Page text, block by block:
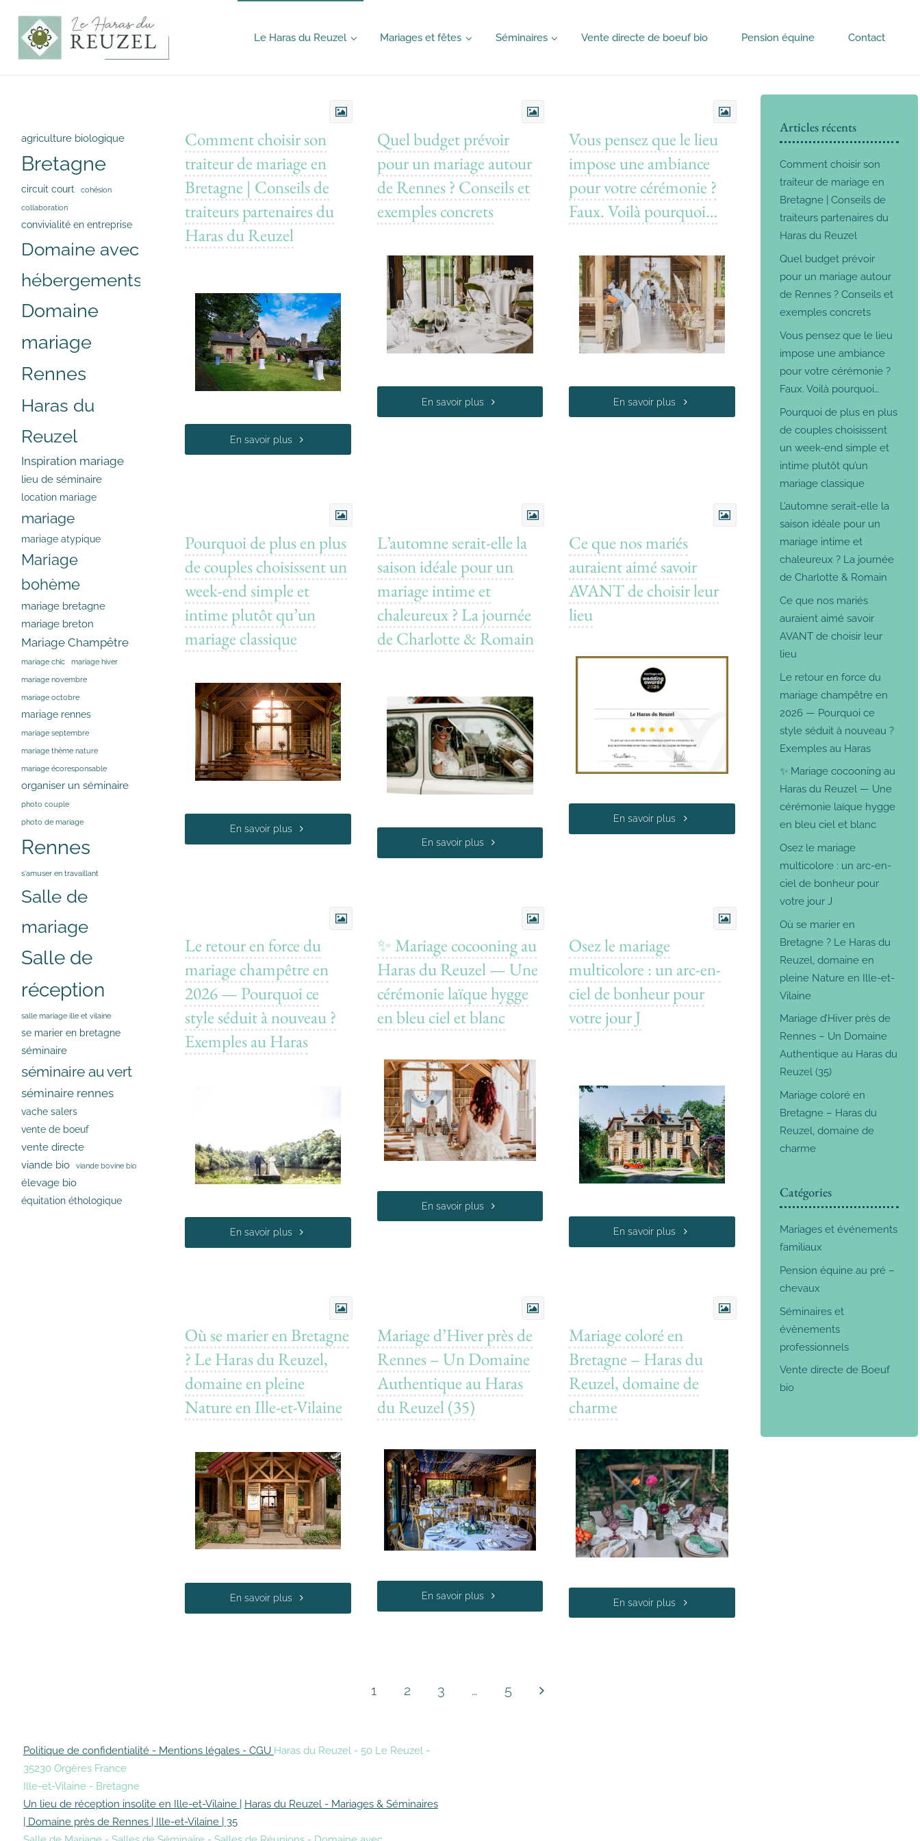
Le Haras du Reuzel Mariages et fêtes Séminaires Vente directe de boeuf bio Pension équine Contact
Comment choisir son
traiteur de mariage en
Bretagne | Conseils de
traiteurs partenaires du
Haras du Reuzel
En savoir plus
Quel budget prévoir
pour un mariage autour
de Rennes ? Conseils et
exemples concrets
En savoir plus
Vous pensez que le lieu
impose une ambiance
pour votre cérémonie ?
Faux. Voilà pourquoi…
En savoir plus
Pourquoi de plus en plus
de couples choisissent un
week-end simple et
intime plutôt qu’un
mariage classique
En savoir plus
L’automne serait-elle la
saison idéale pour un
mariage intime et
chaleureux ? La journée
de Charlotte & Romain
En savoir plus
Ce que nos mariés
auraient aimé savoir
AVANT de choisir leur
lieu
En savoir plus
Le retour en force du
mariage champêtre en
2026 — Pourquoi ce
style séduit à nouveau ?
Exemples au Haras
En savoir plus
✨ Mariage cocooning au
Haras du Reuzel — Une
cérémonie laïque hygge
en bleu ciel et blanc
En savoir plus
Osez le mariage
multicolore : un arc-en-
ciel de bonheur pour
votre jour J
En savoir plus
Où se marier en Bretagne
? Le Haras du Reuzel,
domaine en pleine
Nature en Ille-et-Vilaine
En savoir plus
Mariage d’Hiver près de
Rennes – Un Domaine
Authentique au Haras
du Reuzel (35)
En savoir plus
Mariage coloré en
Bretagne – Haras du
Reuzel, domaine de
charme
En savoir plus
1 2 3 … 5
agriculture biologique
Bretagne
circuit court cohésion
collaboration
convivialité en entreprise
Domaine avec
hébergements
Domaine
mariage
Rennes
Haras du
Reuzel
Inspiration mariage
lieu de séminaire
location mariage
mariage
mariage atypique
Mariage
bohème
mariage bretagne
mariage breton
Mariage Champêtre
mariage chic mariage hiver
mariage novembre
mariage octobre
mariage rennes
mariage septembre
mariage thème nature
mariage écoresponsable
organiser un séminaire
photo couple
photo de mariage
Rennes
s'amuser en travaillant
Salle de
mariage
Salle de
réception
salle mariage ille et vilaine
se marier en bretagne
séminaire
séminaire au vert
séminaire rennes
vache salers
vente de boeuf
vente directe
viande bio
viande bovine bio
élevage bio
équitation éthologique
Articles récents
Comment choisir son
traiteur de mariage en
Bretagne | Conseils de
traiteurs partenaires du
Haras du Reuzel
Quel budget prévoir
pour un mariage autour
de Rennes ? Conseils et
exemples concrets
Vous pensez que le lieu
impose une ambiance
pour votre cérémonie ?
Faux. Voilà pourquoi…
Pourquoi de plus en plus
de couples choisissent
un week-end simple et
intime plutôt qu’un
mariage classique
L’automne serait-elle la
saison idéale pour un
mariage intime et
chaleureux ? La journée
de Charlotte & Romain
Ce que nos mariés
auraient aimé savoir
AVANT de choisir leur
lieu
Le retour en force du
mariage champêtre en
2026 — Pourquoi ce
style séduit à nouveau ?
Exemples au Haras
✨ Mariage cocooning au
Haras du Reuzel — Une
cérémonie laïque hygge
en bleu ciel et blanc
Osez le mariage
multicolore : un arc-en-
ciel de bonheur pour
votre jour J
Où se marier en
Bretagne ? Le Haras du
Reuzel, domaine en
pleine Nature en Ille-et-
Vilaine
Mariage d’Hiver près de
Rennes – Un Domaine
Authentique au Haras du
Reuzel (35)
Mariage coloré en
Bretagne – Haras du
Reuzel, domaine de
charme
Catégories
Mariages et événements
familiaux
Pension équine au pré –
chevaux
Séminaires et
évènements
professionnels
Vente directe de Boeuf
bio
Politique de confidentialité - Mentions légales - CGU Haras du Reuzel - 50 Le Reuzel -
35230 Orgères France
Ille-et-Vilaine - Bretagne
Un lieu de réception insolite en Ille-et-Vilaine |
Haras du Reuzel - Mariages & Séminaires
| Domaine près de Rennes | Ille-et-Vilaine | 35